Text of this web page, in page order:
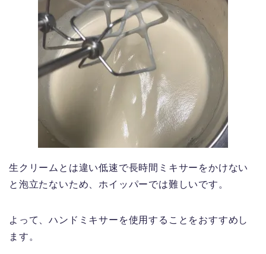
生クリームとは違い低速で長時間ミキサーをかけない
と泡立たないため、ホイッパーでは難しいです。
よって、ハンドミキサーを使用することをおすすめし
ます。